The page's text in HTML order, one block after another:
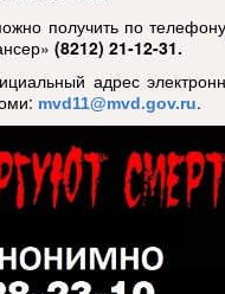
получить по
(8212) 21-12-31.
адрес
mvd11@mvd.gov.ru.